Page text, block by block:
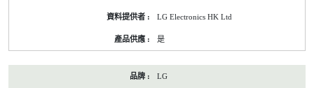
LG Electronics HK Ltd
是
LG